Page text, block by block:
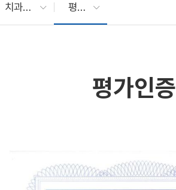
치과대학 소개 평가인증
평가인증